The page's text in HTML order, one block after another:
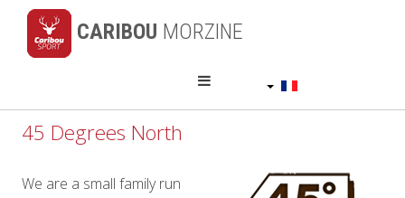
CARIBOU MORZINE
45 Degrees North
We are a small family run